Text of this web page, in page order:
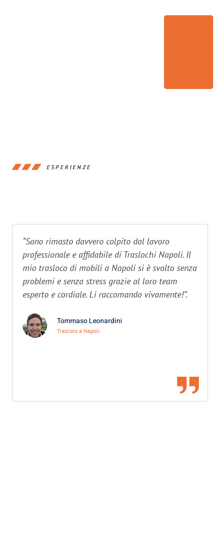
ESPERIENZE
“Sono rimasto davvero colpito dal lavoro
professionale e affidabile di Traslochi Napoli. Il
mio trasloco di mobili a Napoli si è svolto senza
problemi e senza stress grazie al loro team
esperto e cordiale. Li raccomando vivamente!”.
Tommaso Leonardini
Trasloco a Napoli